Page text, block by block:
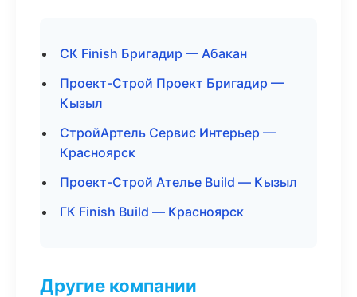
СК Finish Бригадир — Абакан
Проект-Строй Проект Бригадир —
Кызыл
СтройАртель Сервис Интерьер —
Красноярск
Проект-Строй Ателье Build — Кызыл
ГК Finish Build — Красноярск
Другие компании